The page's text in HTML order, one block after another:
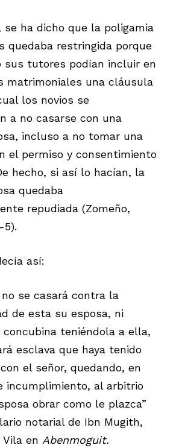
se ha dicho que la poligamia
quedaba restringida porque
sus tutores podían incluir en
matrimoniales una cláusula
los novios se
a no casarse con una
incluso a no tomar una
el permiso y consentimiento
hecho, si así lo hacían, la
quedaba
repudiada (Zomeño,
5).
así:
se casará contra la
de esta su esposa, ni
concubina teniéndola a ella,
esclava que haya tenido
el señor, quedando, en
incumplimiento, al arbitrio
obrar como le plazca”
notarial de Ibn Mugith,
Vila enAbenmoguit.